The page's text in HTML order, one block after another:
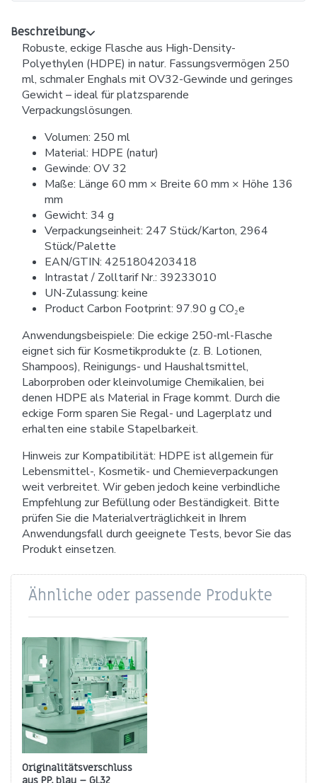
Beschreibung
Robuste, eckige Flasche aus High-Density-
Polyethylen (HDPE) in natur. Fassungsvermögen 250
ml, schmaler Enghals mit OV32-Gewinde und geringes
Gewicht – ideal für platzsparende
Verpackungslösungen.
Volumen: 250 ml
Material: HDPE (natur)
Gewinde: OV 32
Maße: Länge 60 mm × Breite 60 mm × Höhe 136
mm
Gewicht: 34 g
Verpackungseinheit: 247 Stück/Karton, 2964
Stück/Palette
EAN/GTIN: 4251804203418
Intrastat / Zolltarif Nr.: 39233010
UN-Zulassung: keine
Product Carbon Footprint: 97.90 g CO₂e
Anwendungsbeispiele: Die eckige 250-ml-Flasche
eignet sich für Kosmetikprodukte (z. B. Lotionen,
Shampoos), Reinigungs- und Haushaltsmittel,
Laborproben oder kleinvolumige Chemikalien, bei
denen HDPE als Material in Frage kommt. Durch die
eckige Form sparen Sie Regal- und Lagerplatz und
erhalten eine stabile Stapelbarkeit.
Hinweis zur Kompatibilität: HDPE ist allgemein für
Lebensmittel-, Kosmetik- und Chemieverpackungen
weit verbreitet. Wir geben jedoch keine verbindliche
Empfehlung zur Befüllung oder Beständigkeit. Bitte
prüfen Sie die Materialverträglichkeit in Ihrem
Anwendungsfall durch geeignete Tests, bevor Sie das
Produkt einsetzen.
Ähnliche oder passende Produkte
Originalitätsverschluss